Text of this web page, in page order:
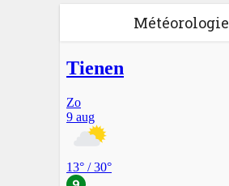
Météorologie